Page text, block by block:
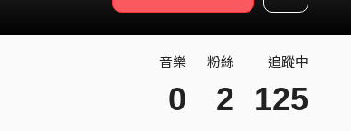
音樂
0
粉絲
2
追蹤中
125